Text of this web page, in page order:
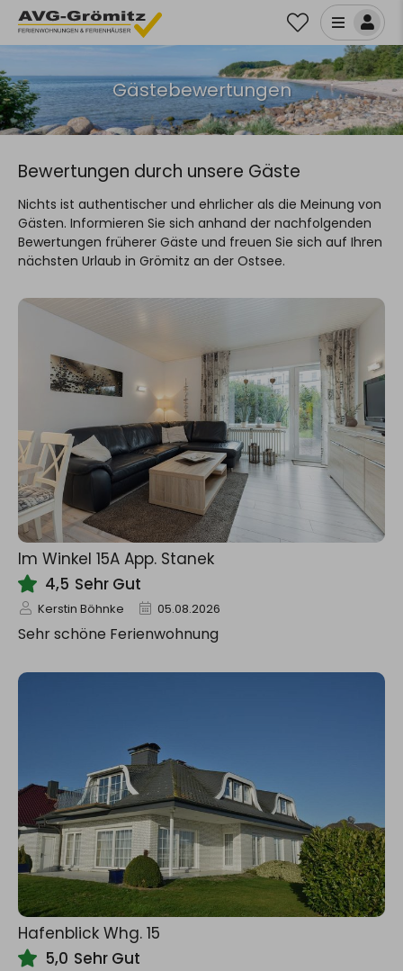
Gästebewertungen
Bewertungen durch unsere Gäste
Nichts ist authentischer und ehrlicher als die Meinung von
Gästen. Informieren Sie sich anhand der nachfolgenden
Bewertungen früherer Gäste und freuen Sie sich auf Ihren
nächsten Urlaub in Grömitz an der Ostsee.
Im Winkel 15A App. Stanek
Sehr Gut
4,5
Kerstin Böhnke 05.08.2026
Sehr schöne Ferienwohnung
Hafenblick Whg. 15
Sehr Gut
5,0